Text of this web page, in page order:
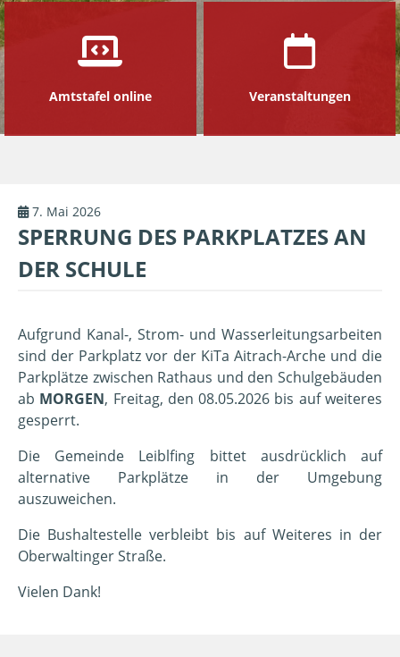
Amtstafel online Veranstaltungen
7. Mai 2026
SPERRUNG DES PARKPLATZES AN
DER SCHULE
Aufgrund Kanal-, Strom- und Wasserleitungsarbeiten
sind der Parkplatz vor der KiTa Aitrach-Arche und die
Parkplätze zwischen Rathaus und den Schulgebäuden
ab MORGEN, Freitag, den 08.05.2026 bis auf weiteres
gesperrt.
Die Gemeinde Leiblfing bittet ausdrücklich auf
alternative Parkplätze in der Umgebung
auszuweichen.
Die Bushaltestelle verbleibt bis auf Weiteres in der
Oberwaltinger Straße.
Vielen Dank!